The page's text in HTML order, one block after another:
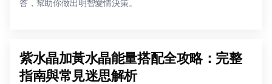
答，幫助你做出明智愛情決策。
紫水晶加黃水晶能量搭配全攻略：完整
指南與常見迷思解析